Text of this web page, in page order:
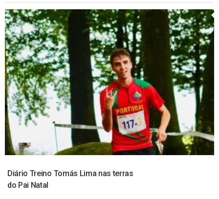
Diário Treino Tomás Lima nas terras
do Pai Natal